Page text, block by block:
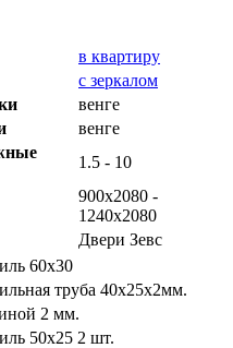
в квартиру
с зеркалом
венге
венге
1.5 - 10
900х2080 -
1240х2080
Двери Зевс
60х30
труба 40х25х2мм.
2 мм.
50х25 2 шт.